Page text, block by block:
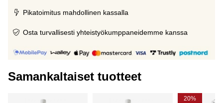
Pikatoimitus mahdollinen kassalla
Osta turvallisesti yhteistyökumppaneidemme kanssa
Samankaltaiset tuotteet
20%